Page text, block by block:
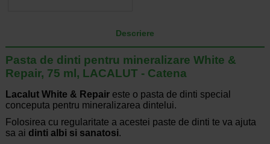
Descriere
Pasta de dinti pentru mineralizare White &
Repair, 75 ml, LACALUT - Catena
Lacalut White & Repair este o pasta de dinti special
conceputa pentru mineralizarea dintelui.
Folosirea cu regularitate a acestei paste de dinti te va ajuta
sa ai dinti albi si sanatosi.